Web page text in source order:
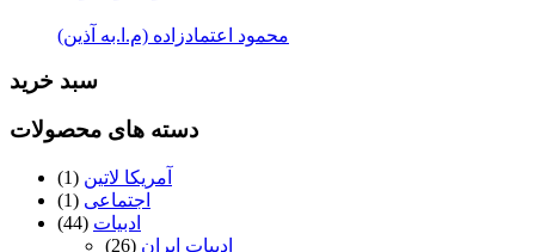
محمود اعتمادزاده (م.ا.به آذین)
سبد خرید
دسته های محصولات
آمریکا لاتین (1)
اجتماعی (1)
ادبیات (44)
ادبیات ایران (26)